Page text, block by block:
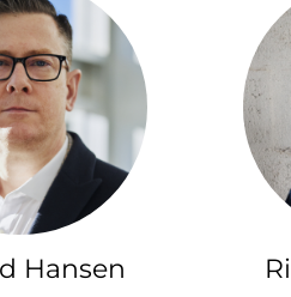
Hansen